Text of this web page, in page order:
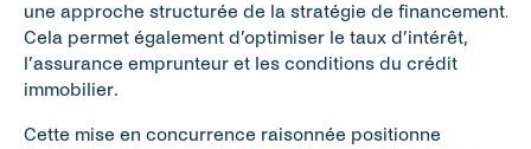
une approche structurée de la stratégie de financement.
Cela permet également d’optimiser le taux d’intérêt,
l’assurance emprunteur et les conditions du crédit
immobilier.
Cette mise en concurrence raisonnée positionne